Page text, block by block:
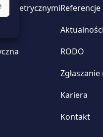
Referencje
Aktualności
RODO
Kariera
Kontakt